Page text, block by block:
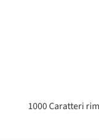
1000Caratteri